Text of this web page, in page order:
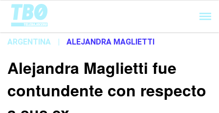
Cargando...
ARGENTINA | ALEJANDRA MAGLIETTI
Alejandra Maglietti fue
contundente con respecto